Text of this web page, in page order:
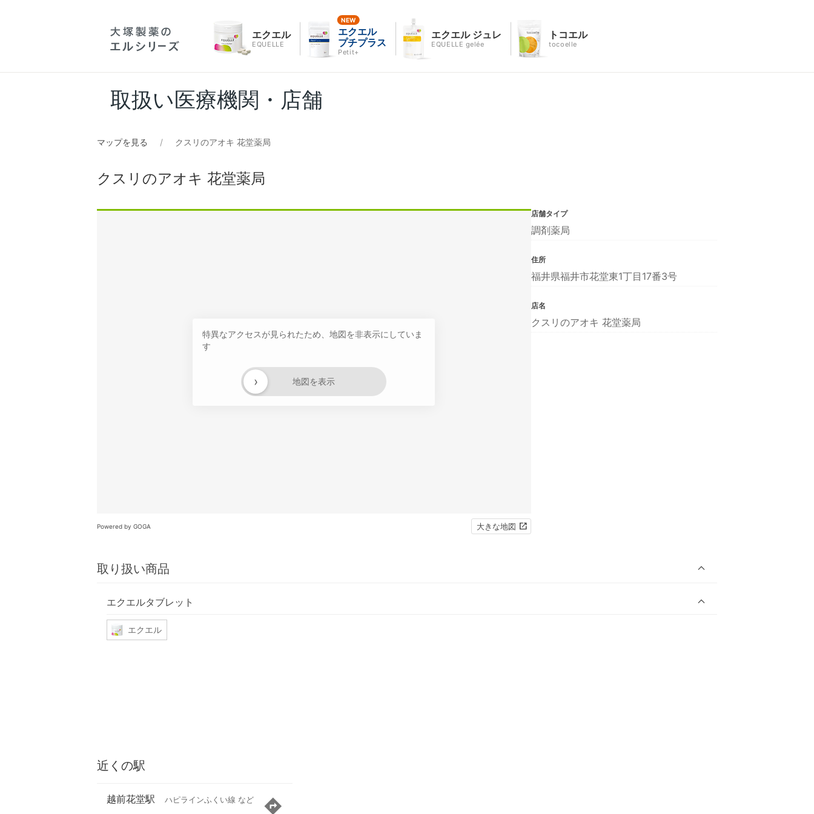
エクエル
EQUELLE
エクエル
プチプラス
Petit+
エクエル ジュレ
EQUELLE gelée
トコエル
tocoelle
取扱い医療機関・店舗
マップを見る クスリのアオキ 花堂薬局
クスリのアオキ 花堂薬局
特異なアクセスが見られたため、地図を非表示にしていま
す
地図を表示
›
Powered by GOGA 大きな地図
取り扱い商品
エクエルタブレット
エクエル
店舗タイプ
調剤薬局
住所
福井県福井市花堂東1丁目17番3号
店名
クスリのアオキ 花堂薬局
近くの駅
越前花堂駅 ハピラインふくい線 など